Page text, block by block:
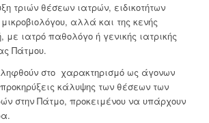
τριών θέσεων ιατρών, ειδικοτήτων
αλλά και της κενής
με ιατρό παθολόγο ή γενικής ιατρικής
Πάτμου.
στο χαρακτηρισμό ως άγονων
κάλυψης των θέσεων των
στην Πάτμο, προκειμένου να υπάρχουν